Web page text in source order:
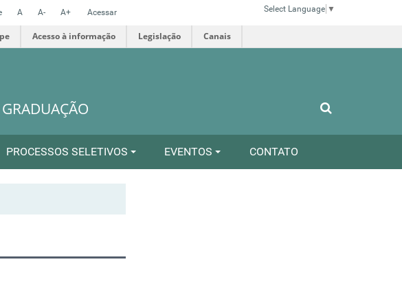
A A- A+ Acessar Select Language ▼
Acesso à informação Legislação Canais
PROCESSOS SELETIVOS EVENTOS CONTATO